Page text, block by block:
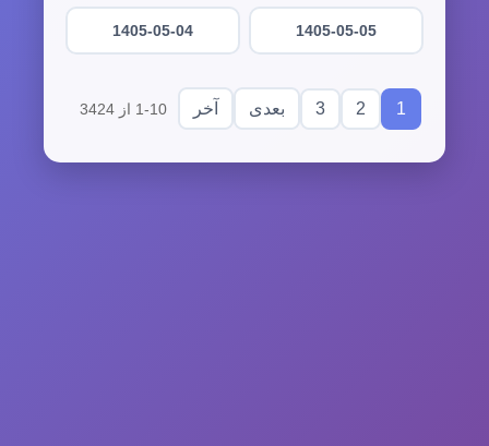
1405-05-05
1405-05-04
1
2
3 بعدی آخر 1-10 از 3424